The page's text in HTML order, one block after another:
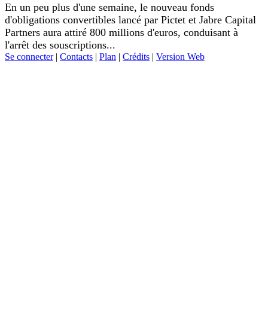
En un peu plus d'une semaine, le nouveau fonds
d'obligations convertibles lancé par Pictet et Jabre Capital
Partners aura attiré 800 millions d'euros, conduisant à
l'arrêt des souscriptions...
Se connecter| Contacts | Plan | Crédits | Version Web